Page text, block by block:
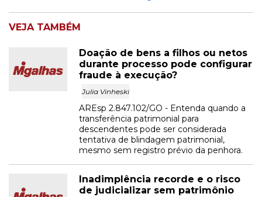
VEJA TAMBÉM
Doação de bens a filhos ou netos
durante processo pode configurar
fraude à execução?
Julia Vinheski
AREsp 2.847.102/GO - Entenda quando a
transferência patrimonial para
descendentes pode ser considerada
tentativa de blindagem patrimonial,
mesmo sem registro prévio da penhora.
Inadimplência recorde e o risco
de judicializar sem patrimônio